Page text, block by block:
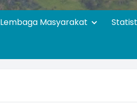
Lembaga Masyarakat